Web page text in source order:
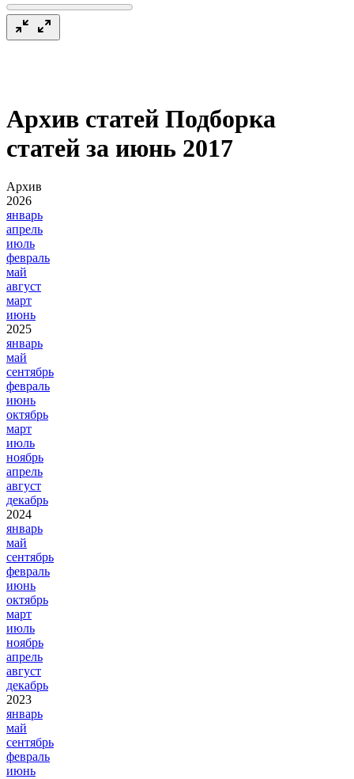
Архив статей Подборка
статей за июнь 2017
Архив
2026
январь
апрель
июль
февраль
май
август
март
июнь
2025
январь
май
сентябрь
февраль
июнь
октябрь
март
июль
ноябрь
апрель
август
декабрь
2024
январь
май
сентябрь
февраль
июнь
октябрь
март
июль
ноябрь
апрель
август
декабрь
2023
январь
май
сентябрь
февраль
июнь